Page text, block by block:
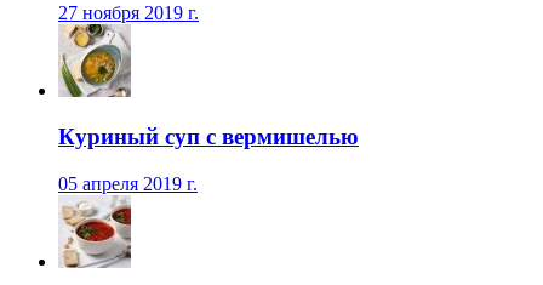
27 ноября 2019 г.
Куриный суп с вермишелью
05 апреля 2019 г.